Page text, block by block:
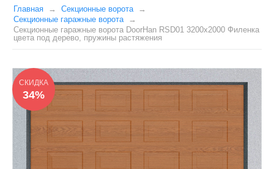
Главная
Секционные ворота
Секционные гаражные ворота
Секционные гаражные ворота DoorHan RSD01 3200x2000 Филенка
цвета под дерево, пружины растяжения
СКИДКА
34%